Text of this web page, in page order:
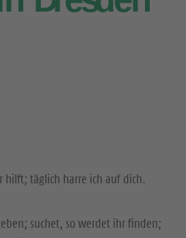
hilft; täglich harre ich auf dich.
suchet, so werdet ihr finden;